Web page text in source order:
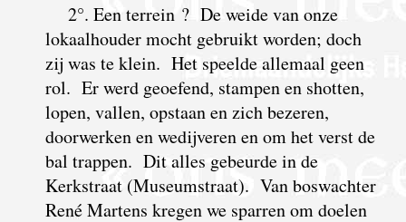
2°. Een terrein ? De weide van onze
lokaalhouder mocht gebruikt worden; doch
zij was te klein. Het speelde allemaal geen
rol. Er werd geoefend, stampen en shotten,
lopen, vallen, opstaan en zich bezeren,
doorwerken en wedijveren en om het verst de
bal trappen. Dit alles gebeurde in de
Kerkstraat (Museumstraat). Van boswachter
René Martens kregen we sparren om doelen